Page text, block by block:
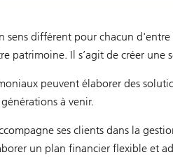
différent pour chacun
patrimoine. Il s’agit de créer une
peuvent élaborer des
à venir.
ses clients dans la
un plan financier flexible et